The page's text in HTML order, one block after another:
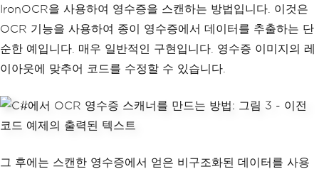
lt.Text );
}
catch
(Exception ex)
// Handle exceptions and l
Console . WriteLine $ "An err
or occurred: {ex.Message}"
}
IronOCR을 사용하여 영수증을 스캔하는 방법입니다. 이것은
OCR 기능을 사용하여 종이 영수증에서 데이터를 추출하는 단
순한 예입니다. 매우 일반적인 구현입니다. 영수증 이미지의 레
이아웃에 맞추어 코드를 수정할 수 있습니다.
그 후에는 스캔한 영수증에서 얻은 비구조화된 데이터를 사용